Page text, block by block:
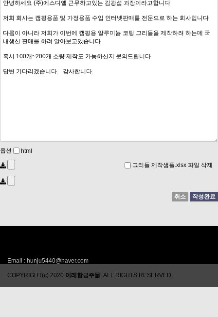
옵션 html
그리들 제작샘플.xlsx 파일 삭제
취소 작성완료
Email : hunju5440@naver.com
COPYRIGHT(c) 2020 이레합금주물. ALL RIGHTS RESERVED.